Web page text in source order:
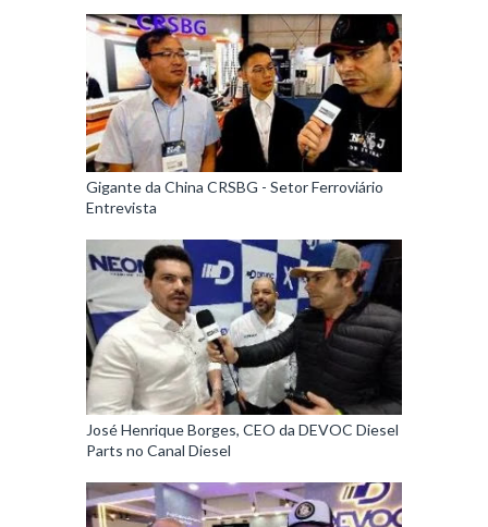
Gigante da China CRSBG - Setor Ferroviário
Entrevista
José Henrique Borges, CEO da DEVOC Diesel
Parts no Canal Diesel